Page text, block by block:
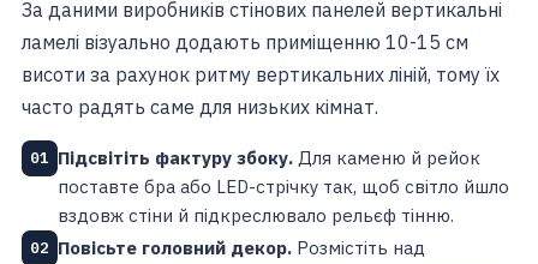
За даними виробників стінових панелей вертикальні
ламелі візуально додають приміщенню 10-15 см
висоти за рахунок ритму вертикальних ліній, тому їх
часто радять саме для низьких кімнат.
01 Підсвітіть фактуру збоку. Для каменю й рейок
поставте бра або LED-стрічку так, щоб світло йшло
вздовж стіни й підкреслювало рельєф тінню.
02 Повісьте головний декор. Розмістіть над